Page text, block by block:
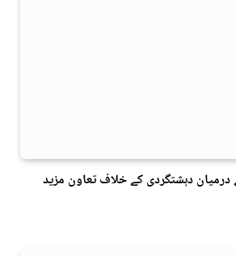
درمیان دہشتگردی کے خلاف تعاون مزید